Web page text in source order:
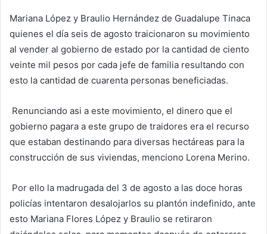
Mariana López y Braulio Hernández de Guadalupe Tinaca
quienes el día seis de agosto traicionaron su movimiento
al vender al gobierno de estado por la cantidad de ciento
veinte mil pesos por cada jefe de familia resultando con
esto la cantidad de cuarenta personas beneficiadas.
Renunciando asi a este movimiento, el dinero que el
gobierno pagara a este grupo de traidores era el recurso
que estaban destinando para diversas hectáreas para la
construcción de sus viviendas, menciono Lorena Merino.
Por ello la madrugada del 3 de agosto a las doce horas
policías intentaron desalojarlos su plantón indefinido, ante
esto Mariana Flores López y Braulio se retiraron